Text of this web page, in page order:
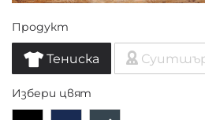
Продукт
Тениска
Избери цвят